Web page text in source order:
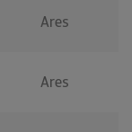
Ares
Ares